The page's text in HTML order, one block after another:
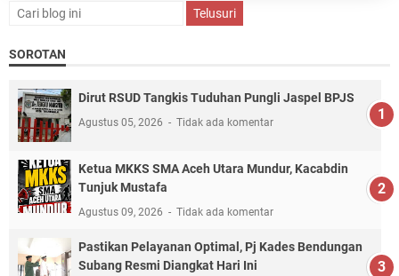
SOROTAN
Dirut RSUD Tangkis Tuduhan Pungli Jaspel BPJS
Agustus 05, 2026 Tidak ada komentar
Ketua MKKS SMA Aceh Utara Mundur, Kacabdin
Tunjuk Mustafa
Agustus 09, 2026 Tidak ada komentar
Pastikan Pelayanan Optimal, Pj Kades Bendungan
Subang Resmi Diangkat Hari Ini